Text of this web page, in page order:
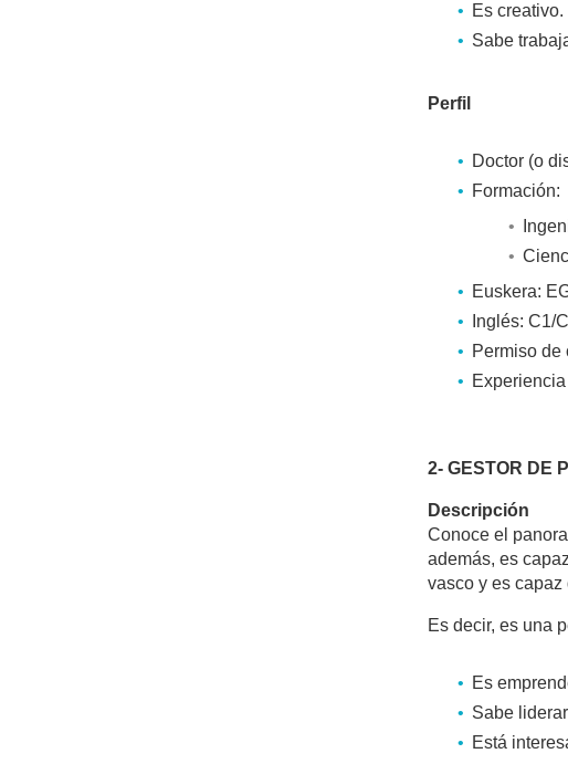
Es creativo.
Sabe
Perfil
Doctor (o
Formación:
Euskera:
Inglés: C1/
Permiso de
2- GESTOR DE
Descripción
Conoce el
además, es
vasco y es capaz
Es decir, es una
Es
Sabe
Está